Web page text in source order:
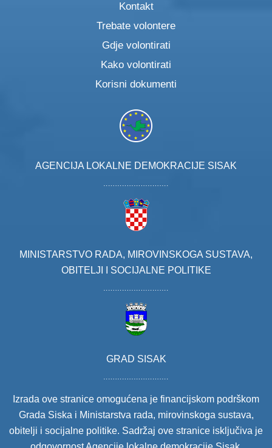
Kontakt
Trebate volontere
Gdje volontirati
Kako volontirati
Korisni dokumenti
AGENCIJA LOKALNE DEMOKRACIJE SISAK
MINISTARSTVO RADA, MIROVINSKOGA SUSTAVA,
OBITELJI I SOCIJALNE POLITIKE
GRAD SISAK
Izrada ove stranice omogućena je financijskom podrškom
Grada Siska i Ministarstva rada, mirovinskoga sustava,
obitelji i socijalne politike. Sadržaj ove stranice isključiva je